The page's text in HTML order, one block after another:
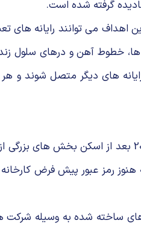
گرفته شده است.
می توانند رایانه های تعبیه
خطوط آهن و درهای سلول
های دیگر متصل شوند و
تحقیقات نشان داده كه شمار عظیمی از ماشین ها به طوركامل در مقابل حملات باز و
بیش از 1.4 میلیون رایانه توكار در دسترس عموم را در 144 كشور
نشان دادند كه می توانند چاپگرهای ساخته